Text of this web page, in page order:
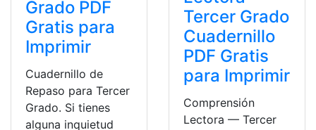
Grado PDF
Gratis para
Imprimir
Cuadernillo de
Repaso para Tercer
Grado. Si tienes
alguna inquietud
Tercer Grado
Cuadernillo
PDF Gratis
para Imprimir
Comprensión
Lectora — Tercer